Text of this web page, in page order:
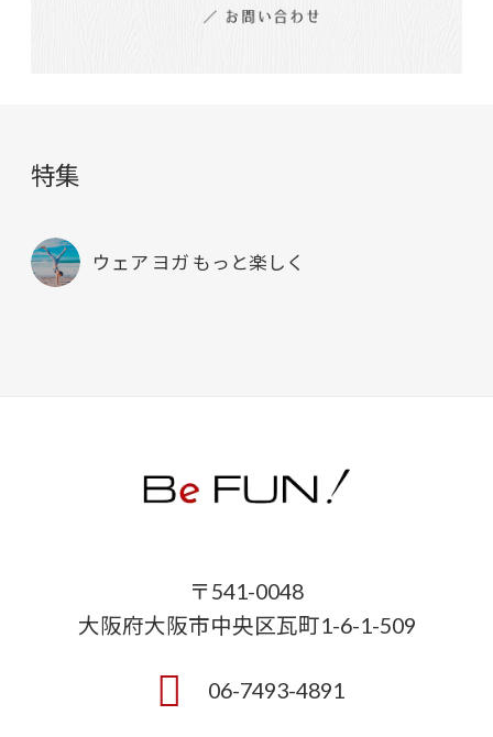
特集
ウェア ヨガ もっと楽しく
〒541-0048
大阪府大阪市中央区瓦町1-6-1-509
06-7493-4891